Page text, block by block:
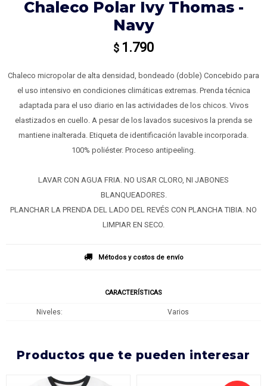
Chaleco Polar Ivy Thomas -
Navy
$ 1.790
Chaleco micropolar de alta densidad, bondeado (doble) Concebido para
el uso intensivo en condiciones climáticas extremas. Prenda técnica
adaptada para el uso diario en las actividades de los chicos. Vivos
elastizados en cuello. A pesar de los lavados sucesivos la prenda se
mantiene inalterada. Etiqueta de identificación lavable incorporada.
100% poliéster. Proceso antipeeling.
LAVAR CON AGUA FRIA. NO USAR CLORO, NI JABONES
BLANQUEADORES.
PLANCHAR LA PRENDA DEL LADO DEL REVÉS CON PLANCHA TIBIA. NO
LIMPIAR EN SECO.
Métodos y costos de envío
CARACTERÍSTICAS
Niveles Varios
productos que te pueden interesar